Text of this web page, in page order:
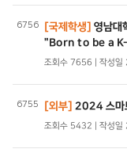
6756 [국제학생] 영남대
"Born to be a K-
조회수 7656 | 작성
6755 [외부] 2024 스마
조회수 5432 | 작성